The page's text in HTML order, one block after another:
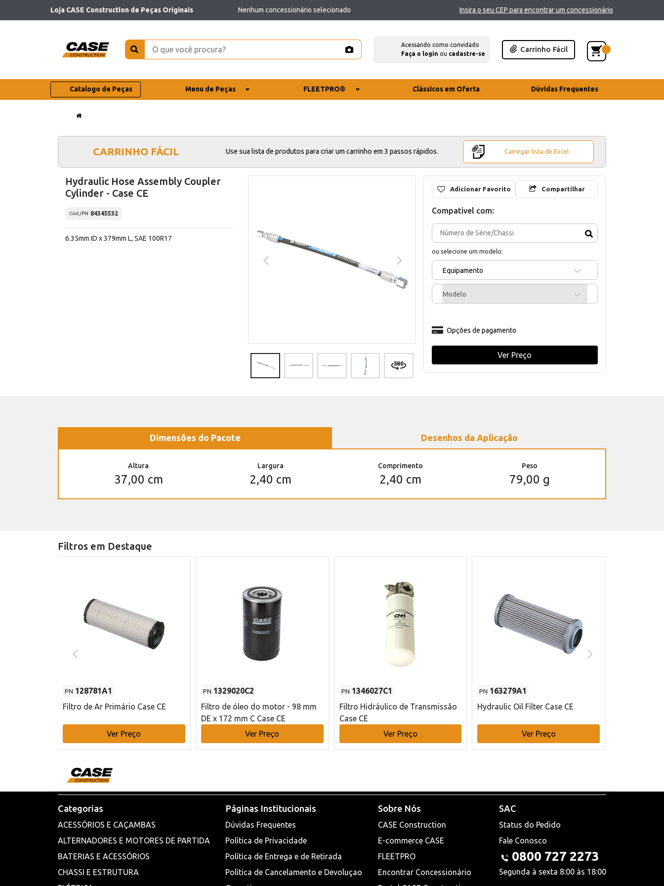
Loja CASE Construction de Peças Originais Nenhum concessionário selecionado Insira o seu CEP para encontrar um concessionário
Acessando como convidado
Faça o login ou cadastre-se
Carrinho Fácil
Catalogo de Peças Menu de Peças FLEETPRO® Clássicos em Oferta Dúvidas Frequentes
CARRINHO FÁCIL Use sua lista de produtos para criar um carrinho em 3 passos rápidos. Carregar lista de Excel
Hydraulic Hose Assembly Coupler
Cylinder - Case CE
Cód./PN 84345532
6.35mm ID x 379mm L, SAE 100R17
Adicionar Favorito Compartilhar
Compativel com:
ou selecione um modelo:
Equipamento
Modelo
Opções de pagamento
Ver Preço
Dimensões do Pacote Desenhos da Aplicação
Altura
37,00 cm
Largura
2,40 cm
Comprimento
2,40 cm
Peso
79,00 g
Filtros em Destaque
PN 128781A1
Filtro de Ar Primário Case CE
Ver Preço
PN 1329020C2
Filtro de óleo do motor - 98 mm
DE x 172 mm C Case CE
Ver Preço
PN 1346027C1
Filtro Hidráulico de Transmissão
Case CE
Ver Preço
PN 163279A1
Hydraulic Oil Filter Case CE
Ver Preço
Categorias
ACESSÓRIOS E CAÇAMBAS
ALTERNADORES E MOTORES DE PARTIDA
BATERIAS E ACESSÓRIOS
CHASSI E ESTRUTURA
Páginas Institucionais
Dúvidas Frequentes
Política de Privacidade
Política de Entrega e de Retirada
Política de Cancelamento e Devoluçao
Sobre Nós
CASE Construction
E-commerce CASE
FLEETPRO
Encontrar Concessionário
SAC
Status do Pedido
Fale Conosco
0800 727 2273
Segunda à sexta 8:00 às 18:00